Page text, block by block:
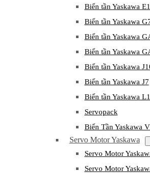
Biến tần Yaskawa
Biến tần Yaskawa
Biến tần Yaskawa
Biến tần Yaskawa
Biến tần Yaskawa
Biến tần Yaskawa J7
Biến tần Yaskawa
Servopack
Biến Tần Yaskawa
Servo Motor Yaskawa
Servo Motor
Servo Motor